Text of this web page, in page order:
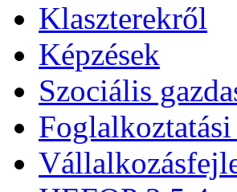
Klaszterekről
Képzések
Szociális